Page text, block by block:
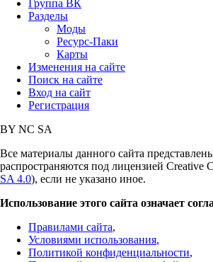
Группа ВК
Разделы
Моды
Ресурс-Паки
Карты
Изменения на сайте
Поиск на сайте
Вход на сайт
Регистрация
BY NC SA
Все материалы данного сайта
распространяются под лицензией Creative
SA 4.0), если не указано иное.
Использование этого сайта означает
Правилами сайта,
Условиями использования,
Политикой конфиденциальности,